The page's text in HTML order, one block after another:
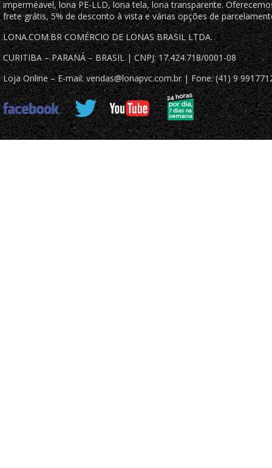
imperméavel, lona PE-LLD, lona tela, lona transparente.
frete grátis, 5% de desconto à vista e várias opções de
LONA.COM.BR COMÉRCIO DE LONAS BRASIL LTDA.
CURITIBA – PARANÁ – BRASIL | CNPJ: 17.424.718/0001-08
Loja Online – E-mail: vendas@lonapvc.com.br | Fone: (41) 9